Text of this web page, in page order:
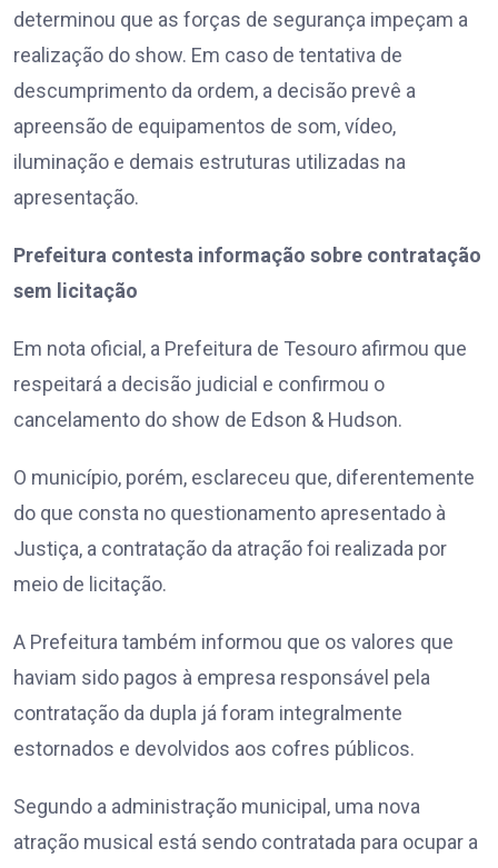
determinou que as forças de segurança impeçam a
realização do show. Em caso de tentativa de
descumprimento da ordem, a decisão prevê a
apreensão de equipamentos de som, vídeo,
iluminação e demais estruturas utilizadas na
apresentação.
Prefeitura contesta informação sobre contratação
sem licitação
Em nota oficial, a Prefeitura de Tesouro afirmou que
respeitará a decisão judicial e confirmou o
cancelamento do show de Edson & Hudson.
O município, porém, esclareceu que, diferentemente
do que consta no questionamento apresentado à
Justiça, a contratação da atração foi realizada por
meio de licitação.
A Prefeitura também informou que os valores que
haviam sido pagos à empresa responsável pela
contratação da dupla já foram integralmente
estornados e devolvidos aos cofres públicos.
Segundo a administração municipal, uma nova
atração musical está sendo contratada para ocupar a